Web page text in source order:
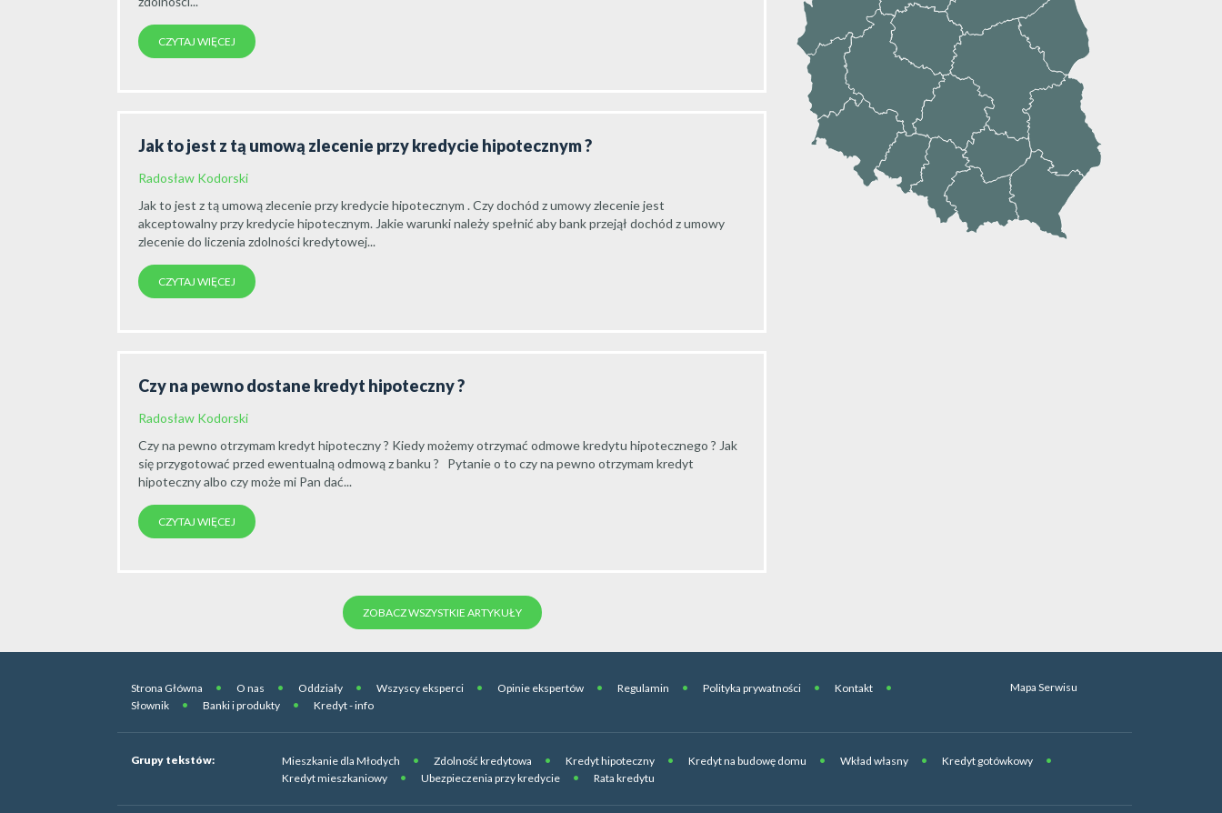
CZYTAJ WIĘCEJ
Jak to jest z tą umową zlecenie przy kredycie hipotecznym ?
Radosław Kodorski
Jak to jest z tą umową zlecenie przy kredycie hipotecznym . Czy dochód z umowy zlecenie jest
akceptowalny przy kredycie hipotecznym. Jakie warunki należy spełnić aby bank przejął dochód z umowy
zlecenie do liczenia zdolności kredytowej...
CZYTAJ WIĘCEJ
Czy na pewno dostane kredyt hipoteczny ?
Radosław Kodorski
Czy na pewno otrzymam kredyt hipoteczny ? Kiedy możemy otrzymać odmowe kredytu hipotecznego ? Jak
się przygotować przed ewentualną odmową z banku ? Pytanie o to czy na pewno otrzymam kredyt
hipoteczny albo czy może mi Pan dać...
CZYTAJ WIĘCEJ
ZOBACZ WSZYSTKIE ARTYKUŁY
Strona Główna O nas Oddziały Wszyscy eksperci Opinie ekspertów Regulamin Polityka prywatności
Kontakt
Słownik
Banki i produkty Kredyt - info
Mapa Serwisu
Grupy tekstów: Mieszkanie dla Młodych Zdolność kredytowa Kredyt hipoteczny Kredyt na budowę domu Wkład własny
Kredyt gotówkowy
Kredyt mieszkaniowy
Ubezpieczenia przy kredycie Rata kredytu